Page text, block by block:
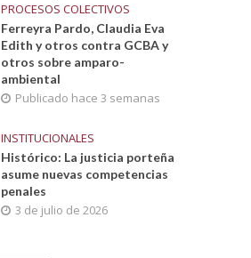
PROCESOS COLECTIVOS
Ferreyra Pardo, Claudia Eva
Edith y otros contra GCBA y
otros sobre amparo-
ambiental
Publicado hace 3 semanas
INSTITUCIONALES
Histórico: La justicia porteña
asume nuevas competencias
penales
3 de julio de 2026